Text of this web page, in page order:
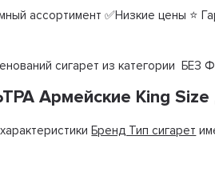
ассортимент ✅Низкие цены ⭐
сигарет из категории БЕЗ
Армейские King
Бренд Тип сигарет